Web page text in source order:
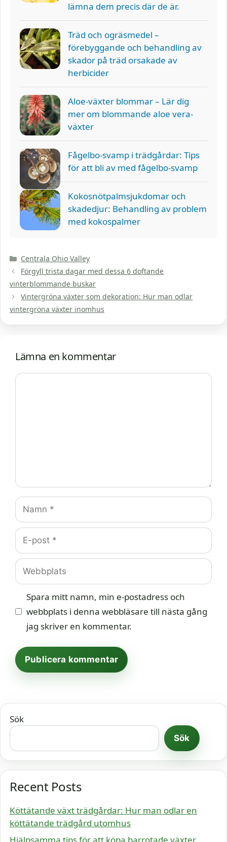
lämna dem precis där de är.
Träd och ogräsmedel –
förebyggande och behandling av
skador på träd orsakade av
herbicider
Aloe-växter blommar – Lär dig
mer om blommande aloe vera-
växter
Fågelbo-svamp i trädgårdar: Tips
för att bli av med fågelbo-svamp
Kokosnötpalmsjukdomar och
skadedjur: Behandling av problem
med kokospalmer
Kategorier
Centrala Ohio Valley
Förgyll trista dagar med dessa 6 doftande
vinterblommande buskar
Vintergröna växter som dekoration: Hur man odlar
vintergröna växter inomhus
Lämna en kommentar
Kommentar
Namn
E-
post
Webbplats
Spara mitt namn, min e-postadress och
webbplats i denna webbläsare till nästa gång
jag skriver en kommentar.
Sök
Sök
Recent Posts
Köttätande växt trädgårdar: Hur man odlar en
köttätande trädgård utomhus